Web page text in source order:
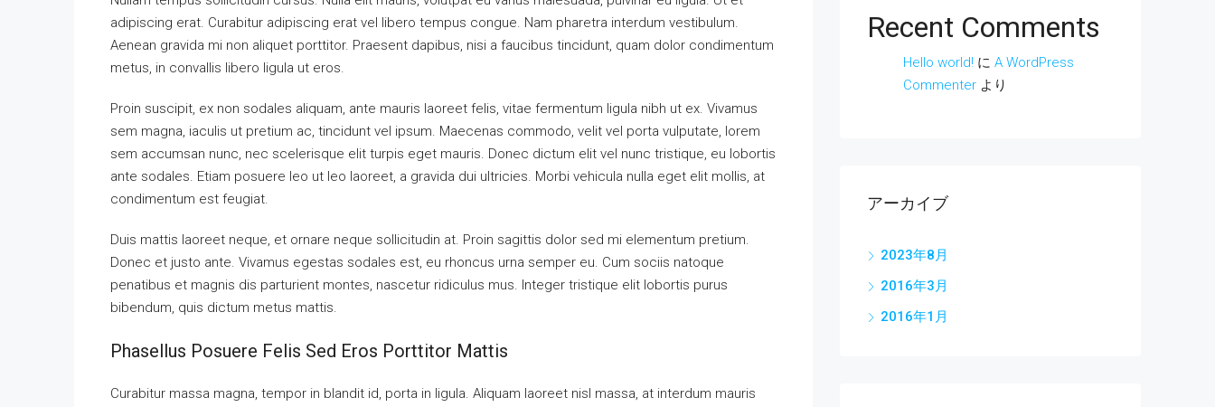
adipiscing erat. Curabitur adipiscing erat vel libero tempus congue. Nam pharetra interdum vestibulum.
Aenean gravida mi non aliquet porttitor. Praesent dapibus, nisi a faucibus tincidunt, quam dolor condimentum
metus, in convallis libero ligula ut eros.
Proin suscipit, ex non sodales aliquam, ante mauris laoreet felis, vitae fermentum ligula nibh ut ex. Vivamus
sem magna, iaculis ut pretium ac, tincidunt vel ipsum. Maecenas commodo, velit vel porta vulputate, lorem
sem accumsan nunc, nec scelerisque elit turpis eget mauris. Donec dictum elit vel nunc tristique, eu lobortis
ante sodales. Etiam posuere leo ut leo laoreet, a gravida dui ultricies. Morbi vehicula nulla eget elit mollis, at
condimentum est feugiat.
Duis mattis laoreet neque, et ornare neque sollicitudin at. Proin sagittis dolor sed mi elementum pretium.
Donec et justo ante. Vivamus egestas sodales est, eu rhoncus urna semper eu. Cum sociis natoque
penatibus et magnis dis parturient montes, nascetur ridiculus mus. Integer tristique elit lobortis purus
bibendum, quis dictum metus mattis.
Phasellus Posuere Felis Sed Eros Porttitor Mattis
Curabitur massa magna, tempor in blandit id, porta in ligula. Aliquam laoreet nisl massa, at interdum mauris
Recent Comments
Hello world! に A WordPress
Commenter より
アーカイブ
2023年8月
2016年3月
2016年1月